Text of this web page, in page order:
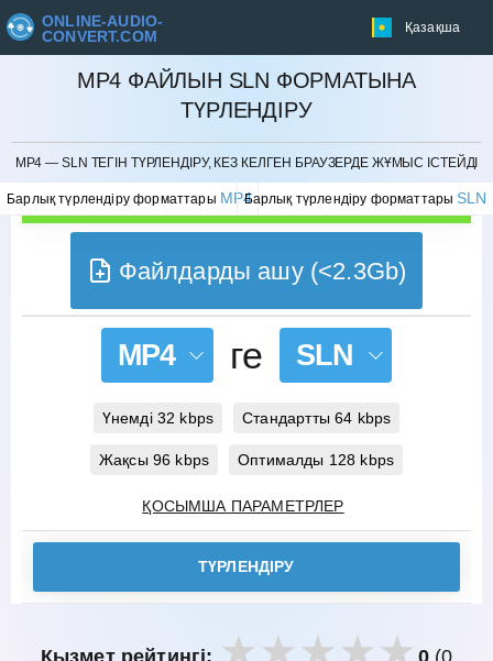
ONLINE-AUDIO-
CONVERT.COM
Қазақша
MP4 ФАЙЛЫН SLN ФОРМАТЫНА
ТҮРЛЕНДІРУ
MP4 — SLN ТЕГІН ТҮРЛЕНДІРУ, КЕЗ КЕЛГЕН БРАУЗЕРДЕ ЖҰМЫС ІСТЕЙДІ
Барлық түрлендіру форматтары MP4Барлық түрлендіру форматтары SLN
БОЛДЫРМАУ
Файлдарды ашу (<2.3Gb)
MP4 ге SLN
Үнемді 32 kbps Стандартты 64 kbps
Жақсы 96 kbps Оптималды 128 kbps
ҚОСЫМША ПАРАМЕТРЛЕР
ТҮРЛЕНДІРУ
Қызмет рейтингі: 0(0